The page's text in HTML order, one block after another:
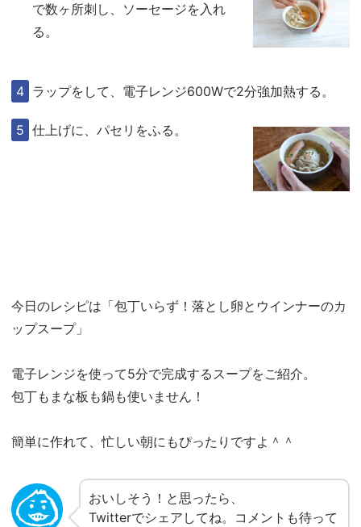
で数ヶ所刺し、ソーセージを入れ
る。
ラップをして、電子レンジ600Wで2分強加熱する。
仕上げに、パセリをふる。
今日のレシピは「包丁いらず！落とし卵とウインナーのカ
ップスープ」
電子レンジを使って5分で完成するスープをご紹介。
包丁もまな板も鍋も使いません！
簡単に作れて、忙しい朝にもぴったりですよ＾＾
おいしそう！と思ったら、
Twitterでシェアしてね。コメントも待って